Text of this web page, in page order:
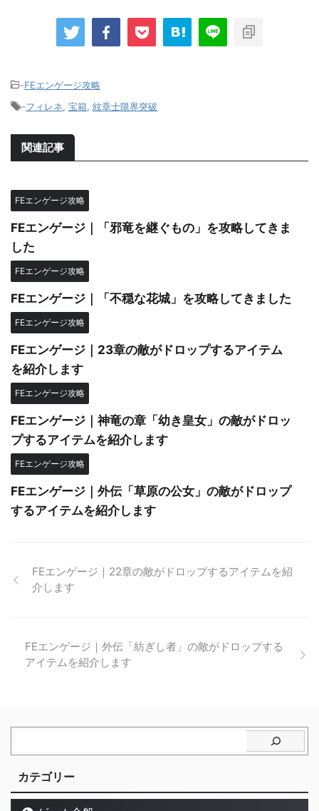
-FEエンゲージ攻略
-フィレネ, 宝箱, 紋章士限界突破
関連記事
FEエンゲージ攻略
FEエンゲージ｜「邪竜を継ぐもの」を攻略してきま
した
FEエンゲージ攻略
FEエンゲージ｜「不穏な花城」を攻略してきました
FEエンゲージ攻略
FEエンゲージ｜23章の敵がドロップするアイテム
を紹介します
FEエンゲージ攻略
FEエンゲージ｜神竜の章「幼き皇女」の敵がドロッ
プするアイテムを紹介します
FEエンゲージ攻略
FEエンゲージ｜外伝「草原の公女」の敵がドロップ
するアイテムを紹介します
FEエンゲージ｜22章の敵がドロップするアイテムを紹
介します
FEエンゲージ｜外伝「紡ぎし者」の敵がドロップする
アイテムを紹介します
カテゴリー